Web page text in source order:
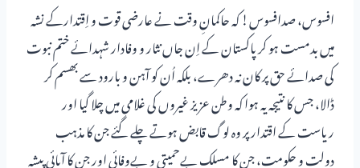
افسوس، صدافسوس! کہ حاکمانِ وقت نے عارضی قوت و اِقتدارکے نشہ
میں بدمست ہو کر پاکستان کے اِن جاں نثار و وفادار شہدائے ختم نبوت
کی صدائے حق پر کان نہ دھرے، بلکہ اُن کو آہن و بارود سے بھسم کر
ڈالا، جس کا نتیجہ یہ ہوا کہ وطن عزیز غیروں کی غلامی میں چلا گیا اور
ریاست کے اقتدار پر وہ لوگ قابض ہوتے چلے گئے جن کا مذہب
دولت و حکومت، جن کا مسلک بےحمیتی و بےوفائی اور جن کا آبائی پیشہ